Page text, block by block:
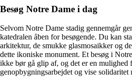
Besøg Notre Dame i dag
Selvom Notre Dame stadig gennemgår
katedralen åben for besøgende. Du kan
arkitektur, de smukke glasmosaikker og
dette ikoniske monument. Et besøg i
ikke bør gå glip af, og det er en mulighed
genopbygningsarbejdet og vise solidaritet